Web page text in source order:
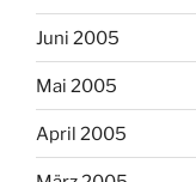
Juni 2005
Mai 2005
April 2005